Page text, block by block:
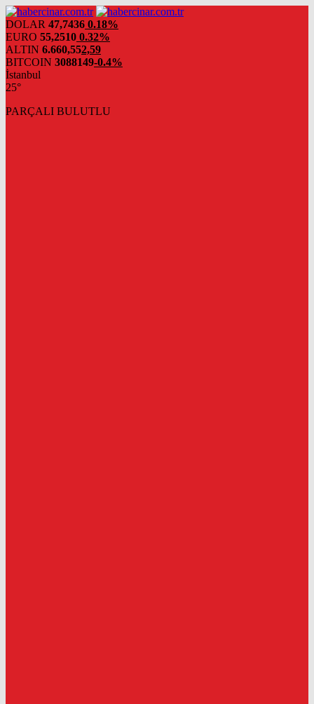
DOLAR 47,7436 0.18%
EURO 55,2510 0.32%
ALTIN 6.660,552,59
BITCOIN 3088149-0.4%
İstanbul
25°
PARÇALI BULUTLU